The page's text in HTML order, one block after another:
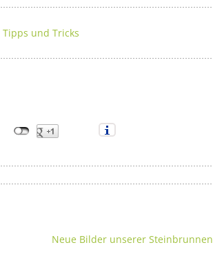
Tipps und Tricks
Neue Bilder unserer Steinbrunnen